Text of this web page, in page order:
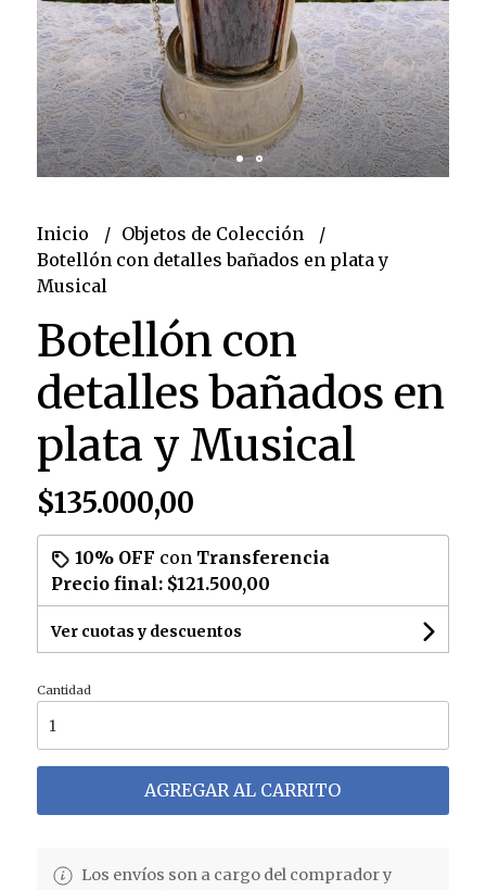
Inicio
Objetos de Colección
Botellón con detalles bañados en plata y
Musical
Botellón con
detalles bañados en
plata y Musical
$135.000,00
10% OFF con Transferencia
Precio final: $121.500,00
Ver cuotas y descuentos
Cantidad
AGREGAR AL CARRITO
Los envíos son a cargo del comprador y